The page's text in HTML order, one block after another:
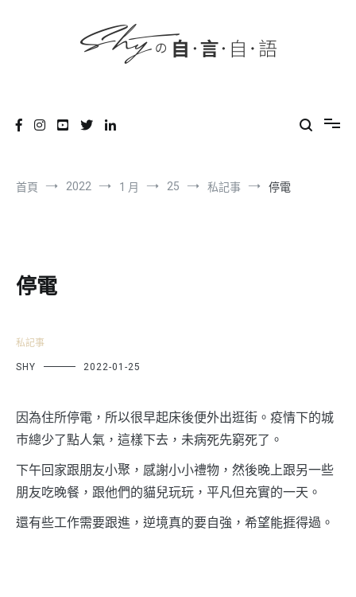
首頁 2022 1 月 25 私記事 停電
停電
私記事
SHY 2022-01-25
因為住所停電，所以很早起床後便外出逛街。疫情下的城
巿總少了點人氣，這樣下去，未病死先窮死了。
下午回家跟朋友小聚，感謝小小禮物，然後晚上跟另一些
朋友吃晚餐，跟他們的貓兒玩玩，平凡但充實的一天。
還有些工作需要跟進，逆境真的要自強，希望能捱得過。